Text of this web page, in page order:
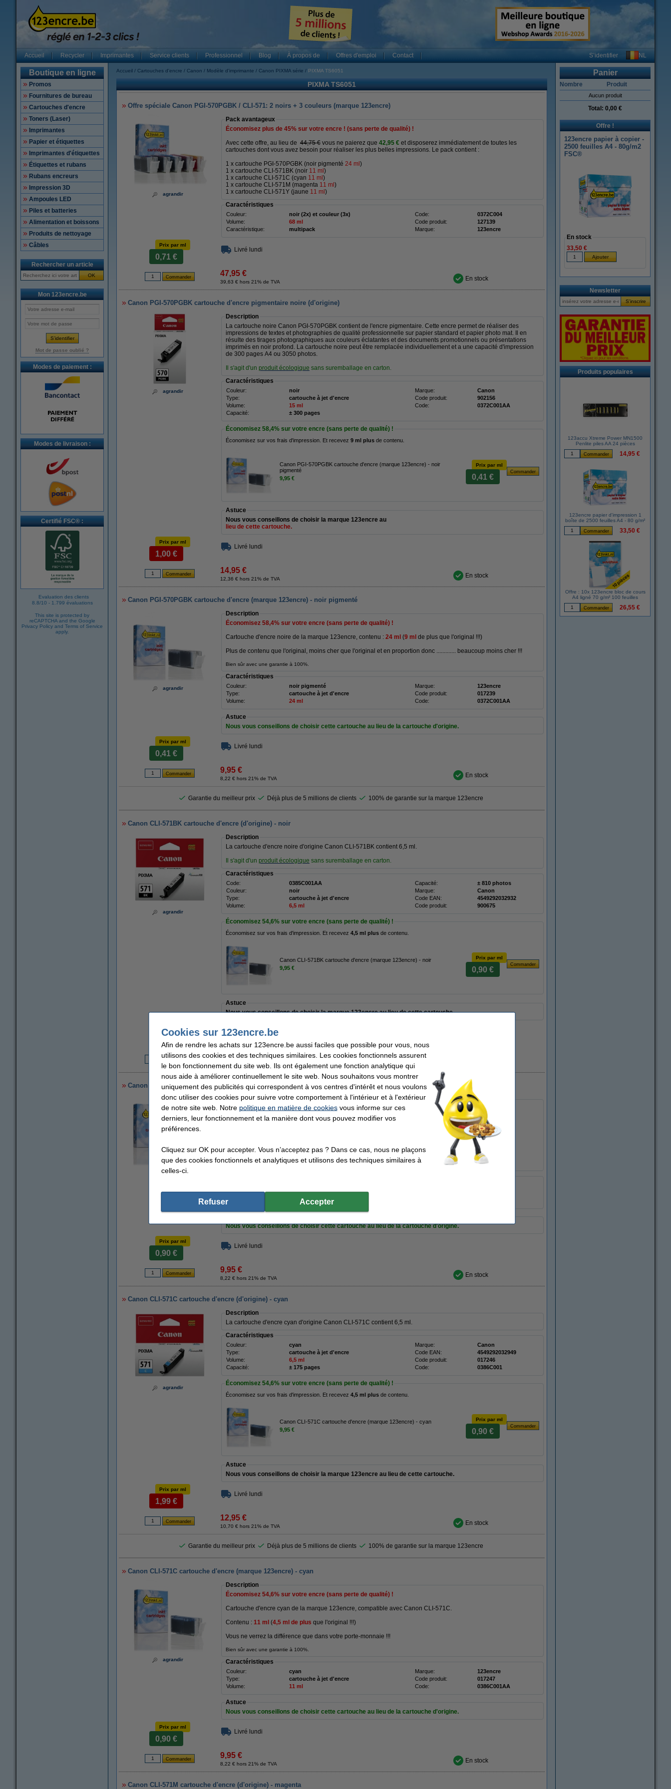
Accueil Recycler Imprimantes Service clients Professionnel Blog À propos de Offres d'emploi Contact S’identifier NL
Boutique en ligne
Promos
Fournitures de bureau
Cartouches d'encre
Toners (Laser)
Imprimantes
Papier et étiquettes
Imprimantes d'étiquettes
Étiquettes et rubans
Rubans encreurs
Impression 3D
Ampoules LED
Piles et batteries
Alimentation et boissons
Produits de nettoyage
Câbles
Rechercher un article
OK
Mon 123encre.be
Mot de passe oublié ?
Modes de paiement :
Modes de livraison :
Certifié FSC® :
Evaluation des clients
8.8/10 - 1.799 évaluations
This site is protected by
reCAPTCHA and the Google
Privacy Policy and Terms of Service
apply.
Accueil Cartouches d'encre Canon Modèle d'imprimante Canon PIXMA série PIXMA TS6051
PIXMA TS6051
Offre spéciale Canon PGI-570PGBK / CLI-571: 2 noirs + 3 couleurs (marque 123encre)
agrandir
Pack avantageux
Économisez plus de 45% sur votre encre ! (sans perte de qualité) !
Avec cette offre, au lieu de 44,75 € vous ne paierez que 42,95 € et disposerez immédiatement de toutes les
cartouches dont vous avez besoin pour réaliser les plus belles impressions. Le pack contient :
1 x cartouche PGI-570PGBK (noir pigmenté 24 ml )
1 x cartouche CLI-571BK (noir 11 ml )
1 x cartouche CLI-571C (cyan 11 ml )
1 x cartouche CLI-571M (magenta 11 ml )
1 x cartouche CLI-571Y (jaune 11 ml )
Caractéristiques
Couleur: noir (2x) et couleur (3x) Code:
0372C004
Volume:
68 ml Code produit:
127139
Caractéristique:
multipack Marque: 123encre
Prix par ml
0,71 €
Livré lundi
47,95 €
39,63 € hors 21% de TVA En stock
Canon PGI-570PGBK cartouche d'encre pigmentaire noire (d'origine)
agrandir
Description
La cartouche noire Canon PGI-570PGBK contient de l'encre pigmentaire. Cette encre permet de réaliser des
impressions de textes et photographies de qualité professionnelle sur papier standard et papier photo mat. Il en
résulte des tirages photographiques aux couleurs éclatantes et des documents promotionnels ou présentations
imprimés en noir profond. La cartouche noire peut être remplacée individuellement et a une capacité d'impression
de 300 pages A4 ou 3050 photos.
Il s'agit d'un produit écologique sans suremballage en carton.
Caractéristiques
Couleur: noir Marque:
Canon
Type:
cartouche à jet d'encre Code produit:
902156
Volume:
15 ml Code:
0372C001AA
Capacité:
± 300 pages
Économisez 58,4% sur votre encre (sans perte de qualité) !
Économisez sur vos frais d'impression. Et recevez 9 ml plus de contenu.
Canon PGI-570PGBK cartouche d'encre (marque 123encre) - noir
pigmenté
9,95 €
Prix par ml
0,41 €
Astuce
Nous vous conseillons de choisir la marque 123encre au
lieu de cette cartouche.
Prix par ml
1,00 €
Livré lundi
14,95 €
12,36 € hors 21% de TVA En stock
Canon PGI-570PGBK cartouche d'encre (marque 123encre) - noir pigmenté
agrandir
Description
Économisez 58,4% sur votre encre (sans perte de qualité) !
Cartouche d'encre noire de la marque 123encre, contenu : 24 ml (9 ml de plus que l'original !!!)
Plus de contenu que l'original, moins cher que l'original et en proportion donc ............. beaucoup moins cher !!!
Bien sûr avec une garantie à 100%.
Caractéristiques
Couleur: noir pigmenté Marque:
123encre
Type:
cartouche à jet d'encre Code produit:
017239
Volume:
24 ml Code: 0372C001AA
Astuce
Nous vous conseillons de choisir cette cartouche au lieu de la cartouche d'origine.
Prix par ml
0,41 €
Livré lundi
9,95 €
8,22 € hors 21% de TVA En stock
Garantie du meilleur prix Déjà plus de 5 millions de clients 100% de garantie sur la marque 123encre
Canon CLI-571BK cartouche d'encre (d'origine) - noir
agrandir
Description
La cartouche d'encre noire d'origine Canon CLI-571BK contient 6,5 ml.
Il s'agit d'un produit écologique sans suremballage en carton.
Caractéristiques
Code: 0385C001AA Capacité:
± 810 photos
Couleur:
noir Marque:
Canon
Type:
cartouche à jet d'encre Code EAN:
4549292032932
Volume:
6,5 ml Code produit: 900675
Économisez 54,6% sur votre encre (sans perte de qualité) !
Économisez sur vos frais d'impression. Et recevez 4,5 ml plus de contenu.
Canon CLI-571BK cartouche d'encre (marque 123encre) - noir
9,95 €
Prix par ml
0,90 €
Astuce
Nous vous conseillons de choisir la marque 123encre au lieu de cette cartouche.
Prix par ml
Livré lundi
12,95 €
10,70 € hors 21% de TVA
Canon CLI-571BK cartouche d'encre (marque 123encre) - noir
agrandir
Description
Économisez54,6%sur votre encre (sans perte de qualité) !
Cartouche d'encre noire de la marque 123encre, compatible avec Canon CLI-571BK.
Vous ne verrez la différence que dans votre porte-monnaie !!!
Bien sûr avec une garantie à 100%.
Type:
cartouche à jet d'encre
Volume:
11 ml
Nous vous conseillons de choisir cette cartouche au lieu de la cartouche d'origine.
Prix par ml
0,90 €
Livré lundi
9,95 €
8,22 € hors 21% de TVA En stock
Canon CLI-571C cartouche d'encre (d'origine) - cyan
agrandir
Description
La cartouche d'encre cyan d'origine Canon CLI-571C contient 6,5 ml.
Caractéristiques
Couleur: cyan Marque:
Canon
Type:
cartouche à jet d'encre Code EAN:
4549292032949
Volume:
6,5 ml Code produit:
017246
Capacité:
± 175 pages Code: 0386C001
Économisez 54,6% sur votre encre (sans perte de qualité) !
Économisez sur vos frais d'impression. Et recevez 4,5 ml plus de contenu.
Canon CLI-571C cartouche d'encre (marque 123encre) - cyan
9,95 €
Prix par ml
0,90 €
Astuce
Nous vous conseillons de choisir la marque 123encre au lieu de cette cartouche.
Prix par ml
1,99 €
Livré lundi
12,95 €
10,70 € hors 21% de TVA En stock
Garantie du meilleur prix Déjà plus de 5 millions de clients 100% de garantie sur la marque 123encre
Canon CLI-571C cartouche d'encre (marque 123encre) - cyan
agrandir
Description
Économisez 54,6% sur votre encre (sans perte de qualité) !
Cartouche d'encre cyan de la marque 123encre, compatible avec Canon CLI-571C.
Contenu : 11 ml (4,5 ml de plus que l'original !!!)
Vous ne verrez la différence que dans votre porte-monnaie !!!
Bien sûr avec une garantie à 100%.
Caractéristiques
Couleur: cyan Marque:
123encre
Type:
cartouche à jet d'encre Code produit:
017247
Volume:
11 ml Code: 0386C001AA
Astuce
Nous vous conseillons de choisir cette cartouche au lieu de la cartouche d'origine.
Prix par ml
0,90 €
Livré lundi
9,95 €
8,22 € hors 21% de TVA En stock
Canon CLI-571M cartouche d'encre (d'origine) - magenta
Panier
Nombre Produit
Aucun produit
Total: 0,00 €
Offre !
123encre papier à copier -
2500 feuilles A4 - 80g/m2
FSC®
En stock
33,50 €
Newsletter
Produits populaires
123accu Xtreme Power MN1500
Penlite piles AA 24 pièces
14,95 €
123encre papier d'impression 1
boîte de 2500 feuilles A4 - 80 g/m²
33,50 €
Offre : 10x 123encre bloc de cours
A4 ligné 70 g/m² 100 feuilles
26,55 €
Cookies sur 123encre.be
Afin de rendre les achats sur 123encre.be aussi faciles que possible pour vous, nous
utilisons des cookies et des techniques similaires. Les cookies fonctionnels assurent
le bon fonctionnement du site web. Ils ont également une fonction analytique qui
nous aide à améliorer continuellement le site web. Nous souhaitons vous montrer
uniquement des publicités qui correspondent à vos centres d'intérêt et nous voulons
donc utiliser des cookies pour suivre votre comportement à l'intérieur et à l'extérieur
de notre site web. Notre politique en matière de cookiesvous informe sur ces
derniers, leur fonctionnement et la manière dont vous pouvez modifier vos
préférences.
Cliquez sur OK pour accepter. Vous n’acceptez pas ? Dans ce cas, nous ne plaçons
que des cookies fonctionnels et analytiques et utilisons des techniques similaires à
celles-ci.
Refuser Accepter